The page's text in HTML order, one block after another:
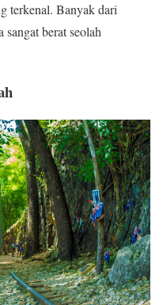
terkenal. Banyak dari
sangat berat seolah